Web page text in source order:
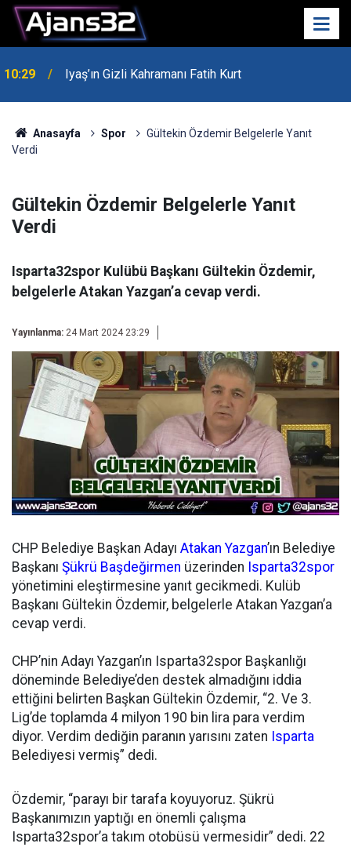
00:52 Isparta'da Asker Eğlencesinde Kavga Çıktı
Anasayfa Spor
Gültekin Özdemir Belgelerle Yanıt
Verdi
Gültekin Özdemir Belgelerle Yanıt
Verdi
Isparta32spor Kulübü Başkanı Gültekin Özdemir,
belgelerle Atakan Yazgan’a cevap verdi.
Yayınlanma: 24 Mart 2024 23:29
CHP Belediye Başkan Adayı Atakan Yazgan’ın Belediye
Başkanı Şükrü Başdeğirmen üzerinden Isparta32spor
yönetimini eleştirmesine yanıt gecikmedi. Kulüb
Başkanı Gültekin Özdemir, belgelerle Atakan Yazgan’a
cevap verdi.
CHP’nin Adayı Yazgan’ın Isparta32spor Başkanlığı
döneminde Belediye’den destek almadığını iddia
ettiğini belirten Başkan Gültekin Özdemir, “2. Ve 3.
Lig’de toplamda 4 milyon 190 bin lira para verdim
diyor. Verdim dediğin paranın yarısını zaten Isparta
Belediyesi vermiş” dedi.
Özdemir, “parayı bir tarafa koyuyoruz. Şükrü
Başkanımızın yaptığı en önemli çalışma
Isparta32spor’a takım otobüsü vermesidir” dedi. 22